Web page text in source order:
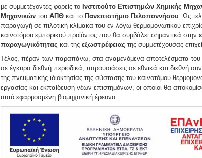
με συμμετέχοντες φορείς το Ινστιτούτο Επιστημών Χημικής
Μηχανικών του ΑΠΘ και το Πανεπιστήμιο Πελοποννήσου. Ως
παραγωγή σε πιλοτική κλίμακα του εν λόγω θερμομονωτικού
καινοτόμου εμπορικού προϊόντος που θα συμβάλει σημαντικά στην
παραγωγικότητας και της εξωστρέφειας της συμμετέχουσας
Τέλος, πέραν των παραπάνω, στα αναμενόμενα αποτελέσματα του
σε έγκυρα διεθνή περιοδικά, παρουσιάσεις σε εθνικά και διεθνή
της πνευματικής ιδιοκτησίας της σύστασης του καινοτόμου
εργασίας και εκπαίδευση νέων επιστημόνων, οι οποίοι θα
αυτό εφαρμοσμένη βιομηχανική έρευνα.